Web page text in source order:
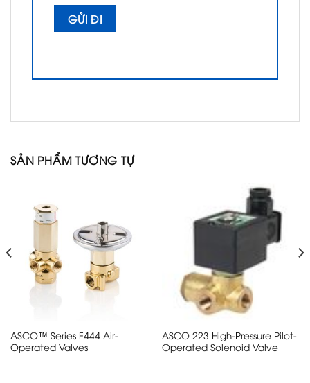
SẢN PHẨM TƯƠNG TỰ
ASCO™ Series F444 Air-
Operated Valves
ASCO 223 High-Pressure Pilot-
Operated Solenoid Valve